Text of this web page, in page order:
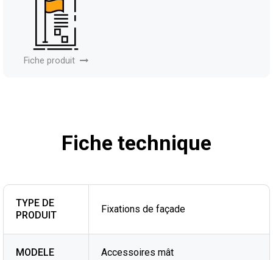
Fiche produit
Fiche technique
TYPE DE
PRODUIT
Fixations de façade
MODELE Accessoires mât